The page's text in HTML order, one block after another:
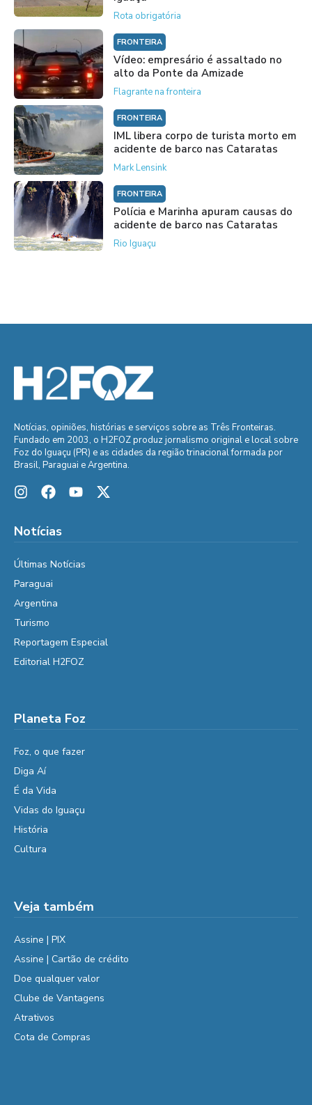
Rota obrigatória
FRONTEIRA
Vídeo: empresário é assaltado no
alto da Ponte da Amizade
Flagrante na fronteira
FRONTEIRA
IML libera corpo de turista morto em
acidente de barco nas Cataratas
Mark Lensink
FRONTEIRA
Polícia e Marinha apuram causas do
acidente de barco nas Cataratas
Rio Iguaçu
Notícias, opiniões, histórias e serviços sobre as Três Fronteiras.
Fundado em 2003, o H2FOZ produz jornalismo original e local sobre
Foz do Iguaçu (PR) e as cidades da região trinacional formada por
Brasil, Paraguai e Argentina.
Notícias
Últimas Notícias
Paraguai
Argentina
Turismo
Reportagem Especial
Editorial H2FOZ
Planeta Foz
Foz, o que fazer
Diga Aí
É da Vida
Vidas do Iguaçu
História
Cultura
Veja também
Assine | PIX
Assine | Cartão de crédito
Doe qualquer valor
Clube de Vantagens
Atrativos
Cota de Compras